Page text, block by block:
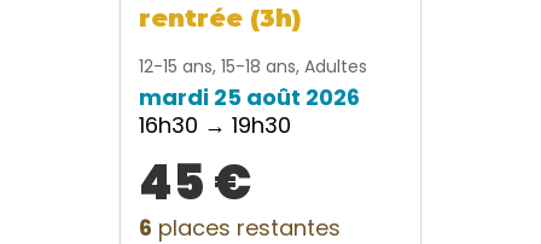
rentrée (3h)
12-15 ans, 15-18 ans, Adultes
mardi 25 août 2026
16h30 → 19h30
45 €
6 places restantes